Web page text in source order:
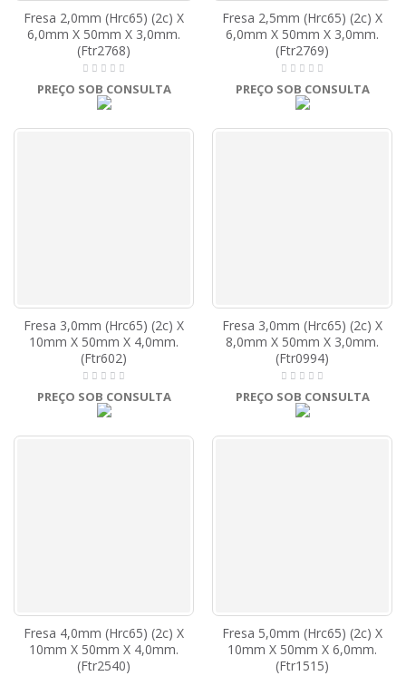
Fresa 2,0mm (Hrc65) (2c) X
6,0mm X 50mm X 3,0mm.
(Ftr2768)
PREÇO SOB CONSULTA
Fresa 2,5mm (Hrc65) (2c) X
6,0mm X 50mm X 3,0mm.
(Ftr2769)
PREÇO SOB CONSULTA
Fresa 3,0mm (Hrc65) (2c) X
10mm X 50mm X 4,0mm.
(Ftr602)
PREÇO SOB CONSULTA
Fresa 3,0mm (Hrc65) (2c) X
8,0mm X 50mm X 3,0mm.
(Ftr0994)
PREÇO SOB CONSULTA
Fresa 4,0mm (Hrc65) (2c) X
10mm X 50mm X 4,0mm.
(Ftr2540)
Fresa 5,0mm (Hrc65) (2c) X
10mm X 50mm X 6,0mm.
(Ftr1515)